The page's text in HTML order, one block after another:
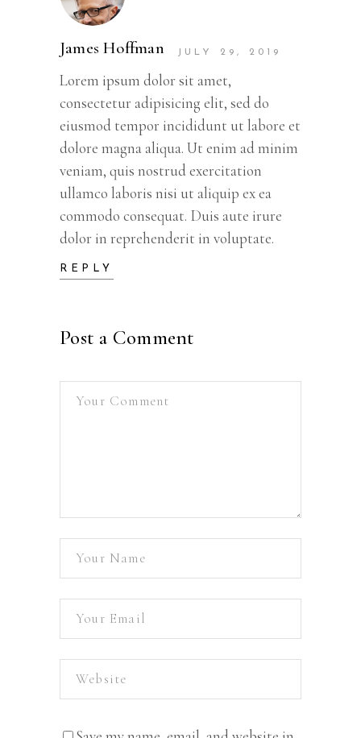
James Hoffman JULY 29, 2019
Lorem ipsum dolor sit amet,
consectetur adipisicing elit, sed do
eiusmod tempor incididunt ut labore et
dolore magna aliqua. Ut enim ad minim
veniam, quis nostrud exercitation
ullamco laboris nisi ut aliquip ex ea
commodo consequat. Duis aute irure
dolor in reprehenderit in voluptate.
REPLY
Post a Comment